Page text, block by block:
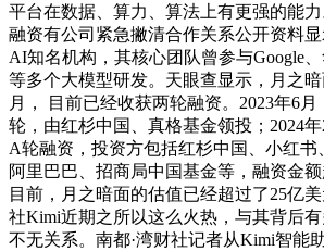
平台在数据、算力、算法上有更强的能
融资有公司紧急撇清合作关系公开资料
AI知名机构，其核心团队曾参与Google
等多个大模型研发。天眼查显示，月之
月， 目前已经收获两轮融资。2023年6
轮，由红杉中国、真格基金领投；2024
A轮融资，投资方包括红杉中国、小红书
阿里巴巴、招商局中国基金等，融资金
目前，月之暗面的估值已经超过了25亿
社Kimi近期之所以这么火热，与其背后
不无关系。南都·湾财社记者从Kimi智能